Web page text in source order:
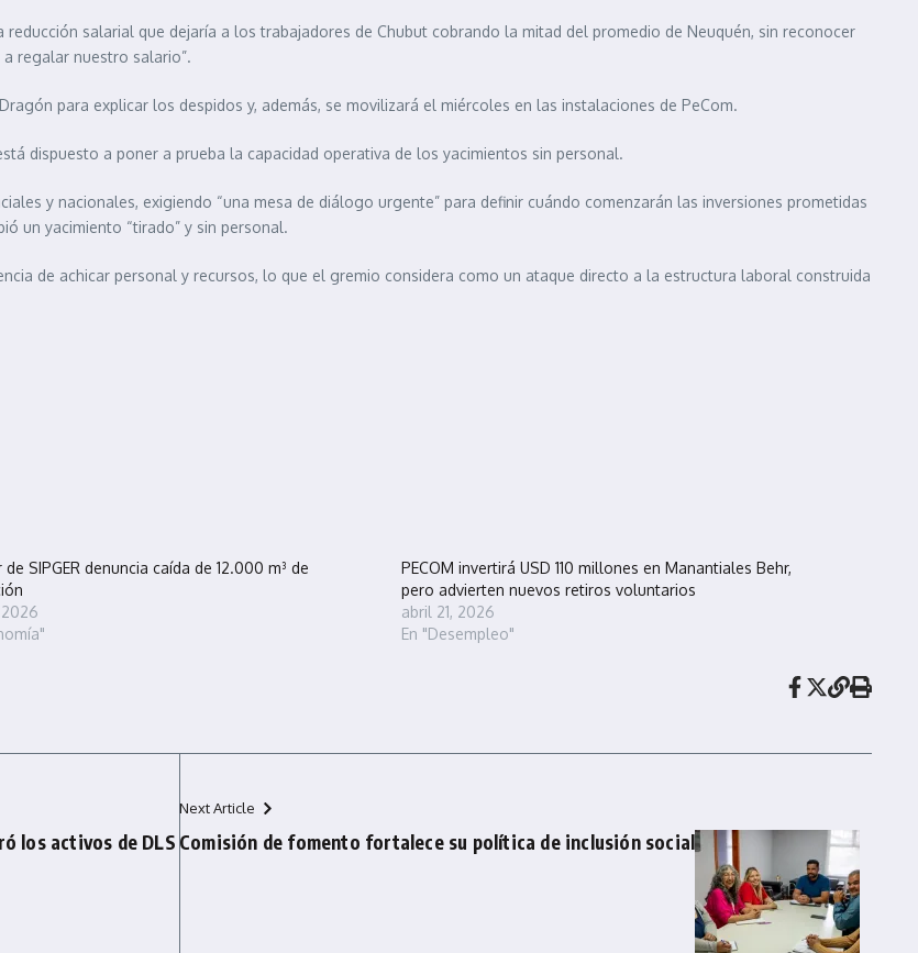
salarial que dejaría a los trabajadores de Chubut cobrando la mitad del promedio de Neuquén, sin reconocer
regalar nuestro salario”.
para explicar los despidos y, además, se movilizará el miércoles en las instalaciones de PeCom.
dispuesto a poner a prueba la capacidad operativa de los yacimientos sin personal.
y nacionales, exigiendo “una mesa de diálogo urgente” para definir cuándo comenzarán las inversiones prometidas
un yacimiento “tirado” y sin personal.
de achicar personal y recursos, lo que el gremio considera como un ataque directo a la estructura laboral construida
SIPGER denuncia caída de 12.000 m³ de
PECOM invertirá USD 110 millones en Manantiales Behr,
pero advierten nuevos retiros voluntarios
abril 21, 2026
En "Desempleo"
los activos de DLS
Next Article
Comisión de fomento fortalece su política de inclusión social